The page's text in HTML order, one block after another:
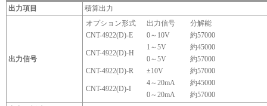
出力項目 積算出力
出力信号
オプション形式 出力信号
分解能
CNT-4922(D)-E
0～10V 約57000
CNT-4922(D)-H
1～5V
約45000
0～5V
約57000
CNT-4922(D)-R
±10V 約57000
CNT-4922(D)-I
4～20mA
約45000
0～20mA
約57000